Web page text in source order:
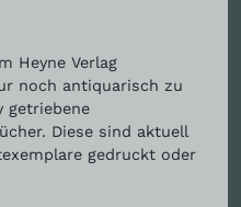
Heyne Verlag
noch antiquarisch zu
getriebene
Diese sind aktuell
gedruckt oder